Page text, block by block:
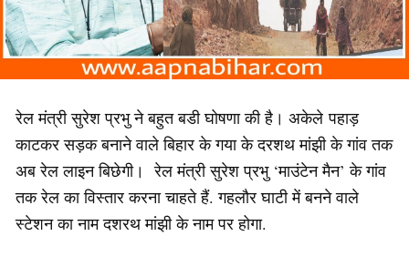
रेल मंत्री सुरेश प्रभु ने बहुत बडी घोषणा की है। अकेले पहाड़
काटकर सड़क बनाने वाले बिहार के गया के दरशथ मांझी के गांव तक
अब रेल लाइन बिछेगी। रेल मंत्री सुरेश प्रभु ‘माउंटेन मैन’ के गांव
तक रेल का विस्तार करना चाहते हैं. गहलौर घाटी में बनने वाले
स्टेशन का नाम दशरथ मांझी के नाम पर होगा.